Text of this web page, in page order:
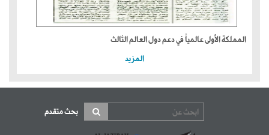
المملكة الأولى عالمياً في دعم دول العالم الثالث
المزيد
بحث متقدم